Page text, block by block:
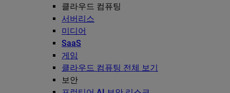
클라우드 컴퓨팅
서버리스
미디어
SaaS
게임
클라우드 컴퓨팅 전체 보기
보안